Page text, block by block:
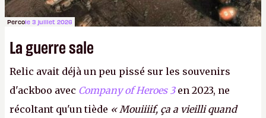
Percole 3 juillet 2026
La guerre sale
Relic avait déjà un peu pissé sur les souvenirs
d'ackboo avec Company of Heroes 3en 2023, ne
récoltant qu'un tiède « Mouiiiif, ça a vieilli quand